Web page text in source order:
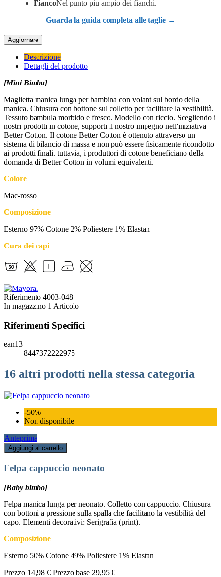
FiancoNel punto piu ampio dei fianchi.
Guarda la guida completa alle taglie →
Descrizione
Dettagli del prodotto
[Mini Bimba]
Maglietta manica lunga per bambina con volant sul bordo della
manica. Chiusura con bottone sul colletto per facilitare la vestibilità.
Tessuto bambula morbido e fresco. Modello con riccio. Scegliendo i
nostri prodotti in cotone, supporti il nostro impegno nell'iniziativa
Better Cotton. Il cotone Better Cotton è ottenuto attraverso un
sistema di bilancio di massa e non può essere fisicamente ricondotto
ai prodotti finali. tuttavia, i produttori di cotone beneficiano della
domanda di Better Cotton in volumi equivalenti.
Colore
Mac-rosso
Composizione
Esterno 97% Cotone 2% Poliestere 1% Elastan
Cura dei capi
Riferimento 4003-048
In magazzino 1 Articolo
Riferimenti Specifici
ean13
8447372222975
16 altri prodotti nella stessa categoria
-50%
Non disponibile
Anteprima
Aggiungi al carrello
Felpa cappuccio neonato
[Baby bimbo]
Felpa manica lunga per neonato. Colletto con cappuccio. Chiusura
con bottoni a pressione sulla spalla che facilitano la vestibilità del
capo. Elementi decorativi: Serigrafia (print).
Composizione
Esterno 50% Cotone 49% Poliestere 1% Elastan
Prezzo 14,98 € Prezzo base 29,95 €